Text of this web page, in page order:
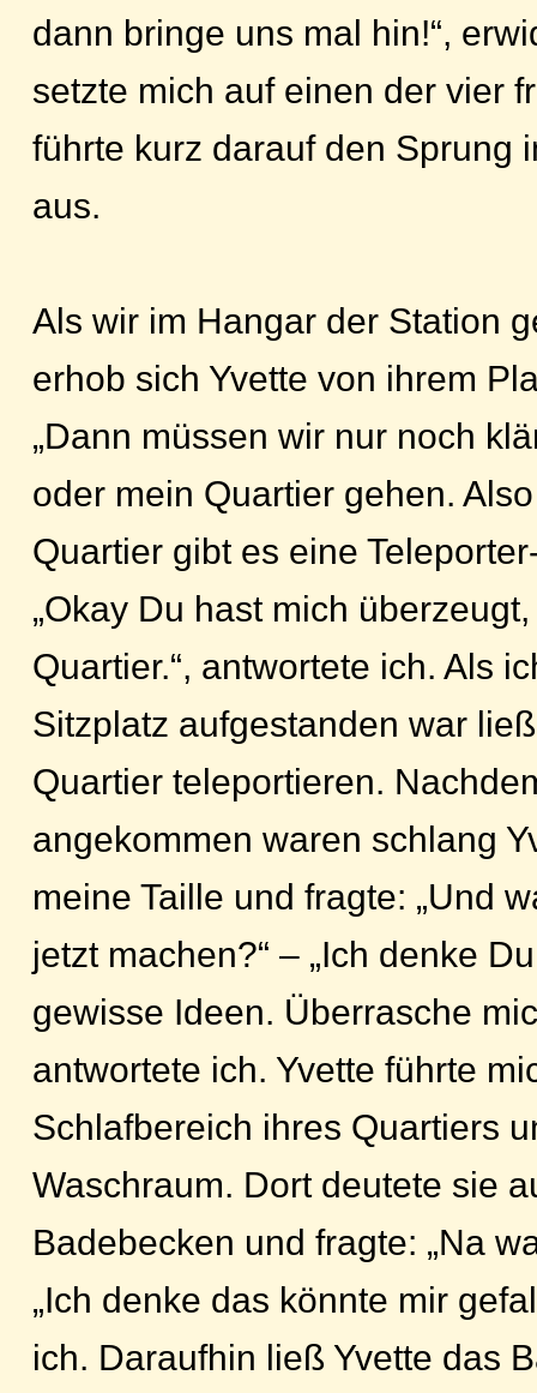
dann bringe uns mal hin!“,
setzte mich auf einen der vier
führte kurz darauf den Sprung
aus.
Als wir im Hangar der Station
erhob sich Yvette von ihrem
„Dann müssen wir nur noch
oder mein Quartier gehen.
Quartier gibt es eine
„Okay Du hast mich
Quartier.“, antwortete ich. Als
Sitzplatz aufgestanden war
Quartier teleportieren.
angekommen waren schlang
meine Taille und fragte: „Und
jetzt machen?“ – „Ich denke
gewisse Ideen. Überrasche
antwortete ich. Yvette führte
Schlafbereich ihres Quartiers
Waschraum. Dort deutete sie
Badebecken und fragte: „Na
„Ich denke das könnte mir
ich. Daraufhin ließ Yvette das